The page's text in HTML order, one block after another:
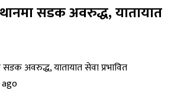
सडक अवरुद्ध, यातायात